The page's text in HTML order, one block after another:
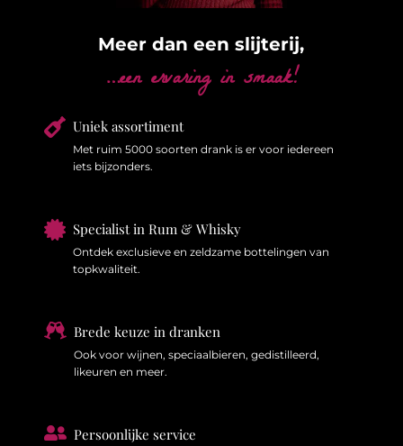
Meer dan een slijterij,
…een ervaring in smaak!
 Uniek assortiment
Met ruim 5000 soorten drank is er voor iedereen
iets bijzonders.
 Specialist in Rum & Whisky
Ontdek exclusieve en zeldzame bottelingen van
topkwaliteit.
 Brede keuze in dranken
Ook voor wijnen, speciaalbieren, gedistilleerd,
likeuren en meer.
 Persoonlijke service